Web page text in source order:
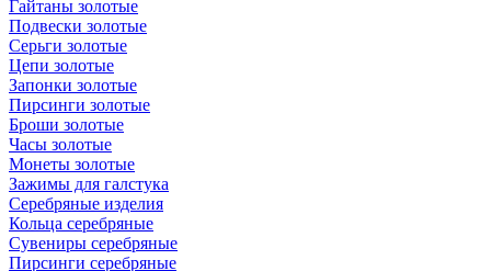
Гайтаны золотые
Подвески золотые
Серьги золотые
Цепи золотые
Запонки золотые
Пирсинги золотые
Броши золотые
Часы золотые
Монеты золотые
Зажимы для галстука
Серебряные изделия
Кольца серебряные
Сувениры серебряные
Пирсинги серебряные